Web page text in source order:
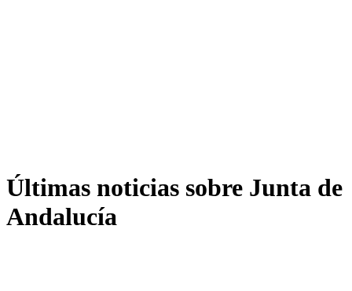
Últimas noticias sobre Junta de
Andalucía